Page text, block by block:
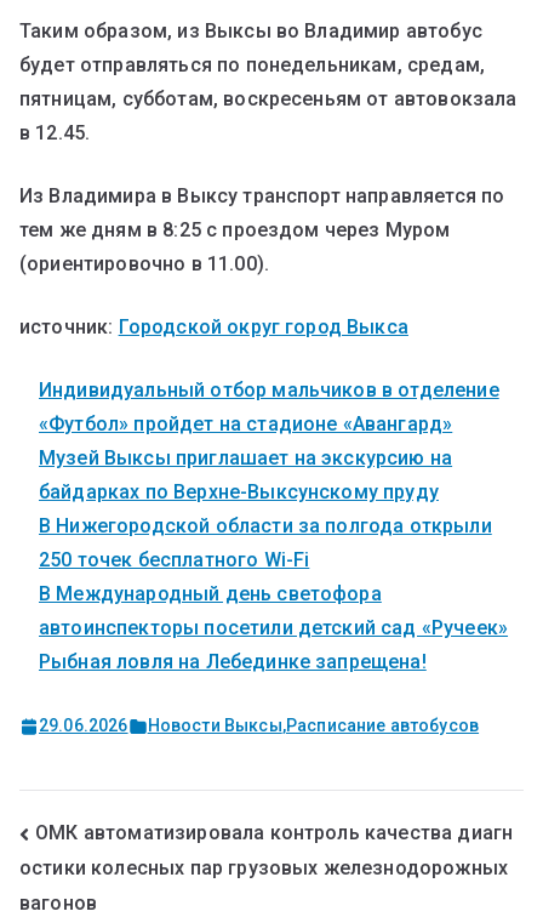
Таким образом, из Выксы во Владимир автобус
будет отправляться по понедельникам, средам,
пятницам, субботам, воскресеньям от автовокзала
в 12.45.
Из Владимира в Выксу транспорт направляется по
тем же дням в 8:25 с проездом через Муром
(ориентировочно в 11.00).
источник: Городской округ город Выкса
Индивидуальный отбор мальчиков в отделение
«Футбол» пройдет на стадионе «Авангард»
Музей Выксы приглашает на экскурсию на
байдарках по Верхне-Выксунскому пруду
В Нижегородской области за полгода открыли
250 точек бесплатного Wi-Fi
В Международный день светофора
автоинспекторы посетили детский сад «Ручеек»
Рыбная ловля на Лебединке запрещена!
29.06.2026 Новости Выксы,Расписание автобусов
ОМК автоматизировала контроль качества диагн
остики колесных пар грузовых железнодорожных
вагонов